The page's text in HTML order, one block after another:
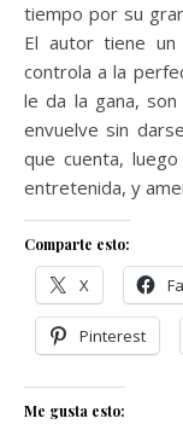
tiempo por su
El autor tiene un
controla a la
le da la gana,
envuelve sin
que cuenta,
entretenida, y
Comparte esto:
X
Pinterest
Me gusta esto: